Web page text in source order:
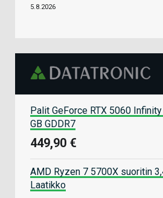
5.8.2026
Palit GeForce RTX 5060
GB GDDR7
449,90 €
AMD Ryzen 7 5700X suoritin
Laatikko